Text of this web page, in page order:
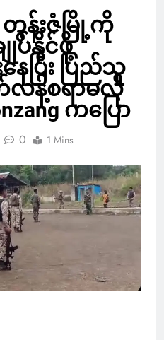
န်းဇံမြို့ကို
ပ်နိုင်ဖို့
ေပြီး ပြည်သူ
လန့်စရာမလို
ကပြော
0 1 Mins